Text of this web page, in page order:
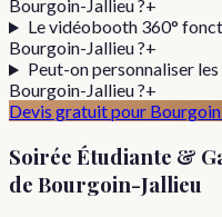
Bourgoin-Jallieu ?+
Le vidéobooth 360°
Bourgoin-Jallieu ?+
Peut-on personnaliser
Bourgoin-Jallieu ?+
Devis gratuit pour
Soirée Étudiante &
de Bourgoin-Jallieu